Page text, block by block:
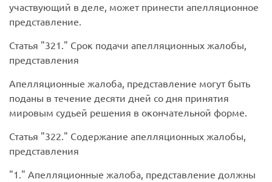
участвующий в деле, может принести апелляционное
представление.
Статья
321.
Срок подачи апелляционных жалобы,
представления
Апелляционные жалоба, представление могут быть
поданы в течение десяти дней со дня принятия
мировым судьей решения в окончательной форме.
Статья
322.
Содержание апелляционных жалобы,
представления
1. Апелляционные жалоба, представление должны